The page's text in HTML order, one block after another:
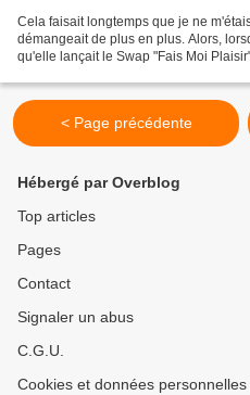
Cela faisait longtemps que je ne
démangeait de plus en plus. Alors,
qu'elle lançait le Swap "Fais Moi
< Page précédente
Hébergé par Overblog
Top articles
Pages
Contact
Signaler un abus
C.G.U.
Cookies et données personnelles